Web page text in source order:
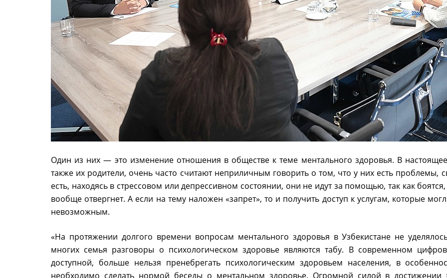
Один из них — это изменение отношения в обществе к теме ментального здоровья. В
также их родители, очень часто считают неприличным говорить о том, что у них есть
есть, находясь в стрессовом или депрессивном состоянии, они не идут за помощью, так как
вообще отвергнет. А если на тему наложен «запрет», то и получить доступ к услугам, которые
невозможным.
«На протяжении долгого времени вопросам ментального здоровья в Узбекистане не
многих семья разговоры о психологическом здоровье являются табу. В современном
доступной, больше нельзя пренебрегать психологическим здоровьем населения, в
необходимо сделать нормой беседы о ментальном здоровье. Огромной силой в